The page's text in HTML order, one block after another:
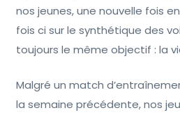
nos jeunes, une nouvelle fois
fois ci sur le synthétique des
toujours le même objectif : la
Malgré un match
la semaine précédente, nos